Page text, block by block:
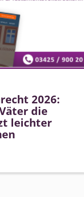
2026:
die
leichter